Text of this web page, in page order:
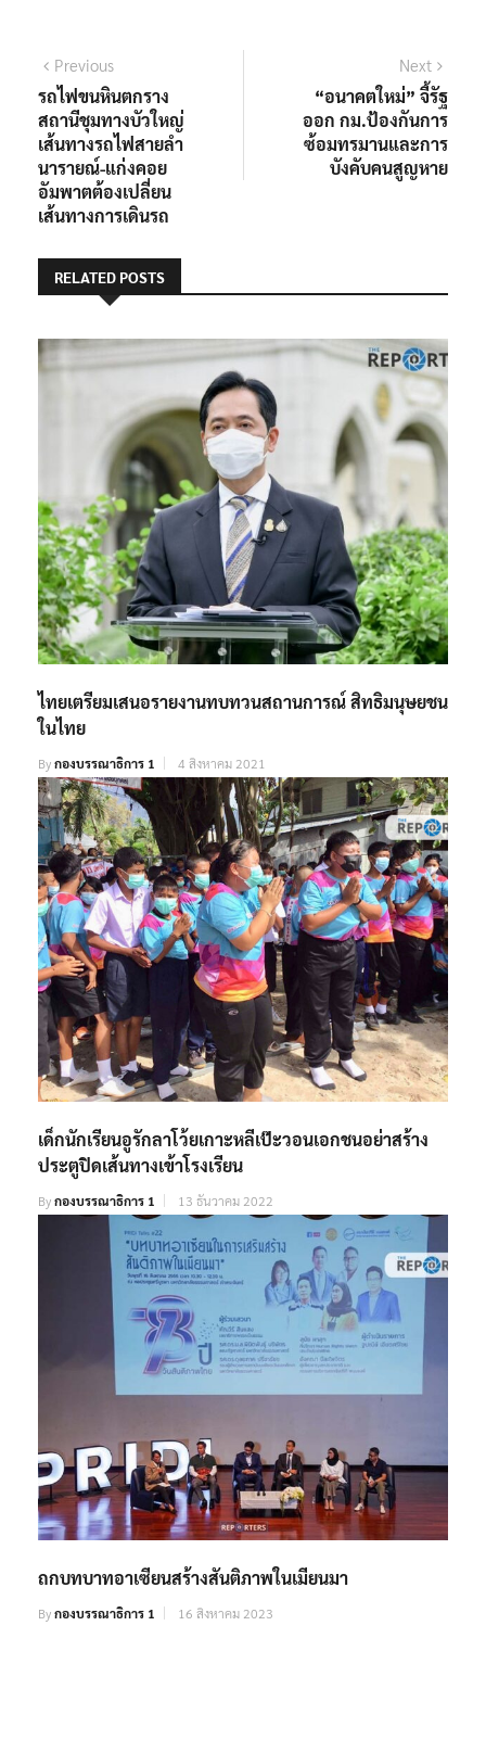
Previous
รถไฟขนหินตกราง
สถานีชุมทางบัวใหญ่
เส้นทางรถไฟสายลำ
นารายณ์-แก่งคอย
อัมพาตต้องเปลี่ยน
เส้นทางการเดินรถ
Next
“อนาคตใหม่” จี้รัฐ
ออก กม.ป้องกันการ
ซ้อมทรมานและการ
บังคับคนสูญหาย
RELATED POSTS
ไทยเตรียมเสนอรายงานทบทวนสถานการณ์ สิทธิมนุษยชน
ในไทย
Byกองบรรณาธิการ 1 4 สิงหาคม 2021
เด็กนักเรียนอูรักลาโว้ยเกาะหลีเป๊ะวอนเอกชนอย่าสร้าง
ประตูปิดเส้นทางเข้าโรงเรียน
Byกองบรรณาธิการ 1 13 ธันวาคม 2022
ถกบทบาทอาเซียนสร้างสันติภาพในเมียนมา
Byกองบรรณาธิการ 1 16 สิงหาคม 2023